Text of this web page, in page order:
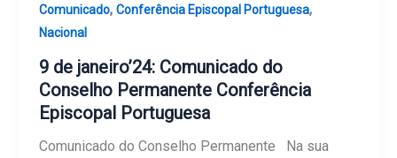
Comunicado, Conferência Episcopal Portuguesa,
Nacional
9 de janeiro’24: Comunicado do
Conselho Permanente Conferência
Episcopal Portuguesa
Comunicado do Conselho Permanente Na sua